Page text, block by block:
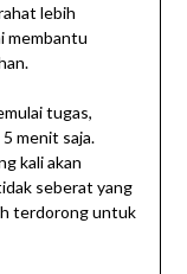
lebih
membantu
tugas,
menit saja.
kali akan
seberat yang
terdorong untuk